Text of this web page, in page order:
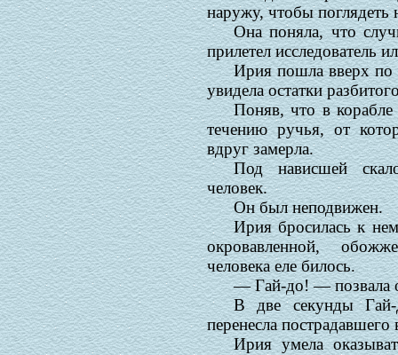
наружу, чтобы поглядеть
Она поняла, что
прилетел исследователь
Ирия пошла вверх по
увидела остатки
Поняв, что в
течению ручья, от
вдруг замерла.
Под нависшей
человек.
Он был неподвижен.
Ирия бросилась к
окровавленной,
человека еле билось.
— Гай-до! —
В две секунды
перенесла пострадавшего
Ирия умела